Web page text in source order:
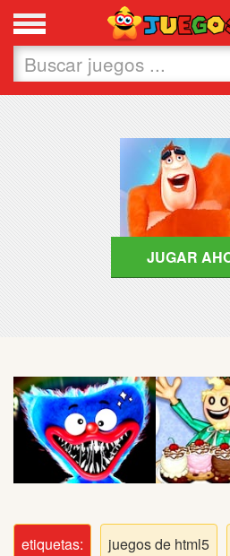
Favoritos
Nuevos
Carros
Peleas
Deportes
Puntería
JUGAR
etiquetas: juegos de html5